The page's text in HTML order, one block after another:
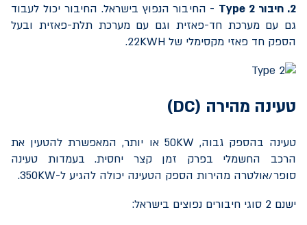
2. חיבור Type 2 - החיבור הנפוץ בישראל. החיבור יכול לעבוד
גם עם מערכת חד-פאזית וגם עם מערכת תלת-פאזית ובעל
הספק חד פאזי מקסימלי של 22KWH
.
טעינה מהירה (DC
)
טעינה בהספק גבוה, 50KW או יותר, המאפשרת להטעין את
הרכב החשמלי בפרק זמן קצר יחסית. בעמדות טעינה
סופר/אולטרה מהירות הספק הטעינה יכולה להגיע ל-350KW
.
ישנם 2 סוגי חיבורים נפוצים בישראל: